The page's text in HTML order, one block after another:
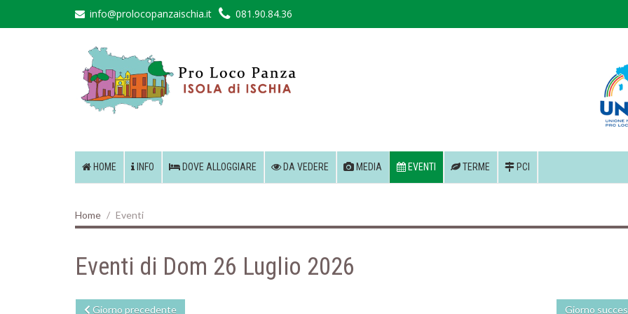
info@prolocopanzaischia.it 081.90.84.36
HOME INFO DOVE ALLOGGIARE DA VEDERE MEDIA EVENTI TERME PCI
Home Eventi
Eventi di Dom 26 Luglio 2026
Giorno precedente Giorno